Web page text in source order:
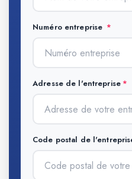
Numéro entreprise
Adresse de l'entreprise
Code postal de